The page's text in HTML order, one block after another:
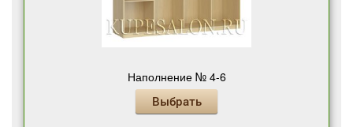
Наполнение № 4-6
Выбрать